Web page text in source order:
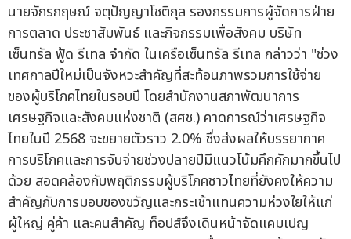
นายจักรกฤษณ์ จตุปัญญาโชติกุล รองกรรมการผู้จัดการฝ่าย
การตลาด ประชาสัมพันธ์ และกิจกรรมเพื่อสังคม บริษัท
เซ็นทรัล ฟู้ด รีเทล จำกัด ในเครือเซ็นทรัล รีเทล กล่าวว่า "ช่วง
เทศกาลปีใหม่เป็นจังหวะสำคัญที่สะท้อนภาพรวมการใช้จ่าย
ของผู้บริโภคไทยในรอบปี โดยสำนักงานสภาพัฒนาการ
เศรษฐกิจและสังคมแห่งชาติ (สศช.) คาดการณ์ว่าเศรษฐกิจ
ไทยในปี 2568 จะขยายตัวราว 2.0% ซึ่งส่งผลให้บรรยากาศ
การบริโภคและการจับจ่ายช่วงปลายปีมีแนวโน้มคึกคักมากขึ้นไป
ด้วย สอดคล้องกับพฤติกรรมผู้บริโภคชาวไทยที่ยังคงให้ความ
สำคัญกับการมอบของขวัญและกระเช้าแทนความห่วงใยให้แก่
ผู้ใหญ่ คู่ค้า และคนสำคัญ ท็อปส์จึงเดินหน้าจัดแคมเปญ